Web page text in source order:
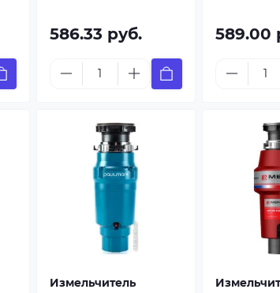
586.33 руб. 589.00
Измельчитель